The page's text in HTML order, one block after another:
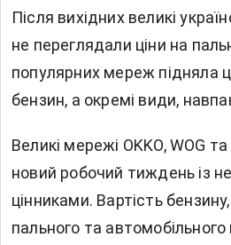
Після вихідних великі
не переглядали ціни на
популярних мереж підняла
бензин, а окремі види,
Великі мережі OKKO, WOG
новий робочий тиждень із
цінниками. Вартість
пального та автомобільного